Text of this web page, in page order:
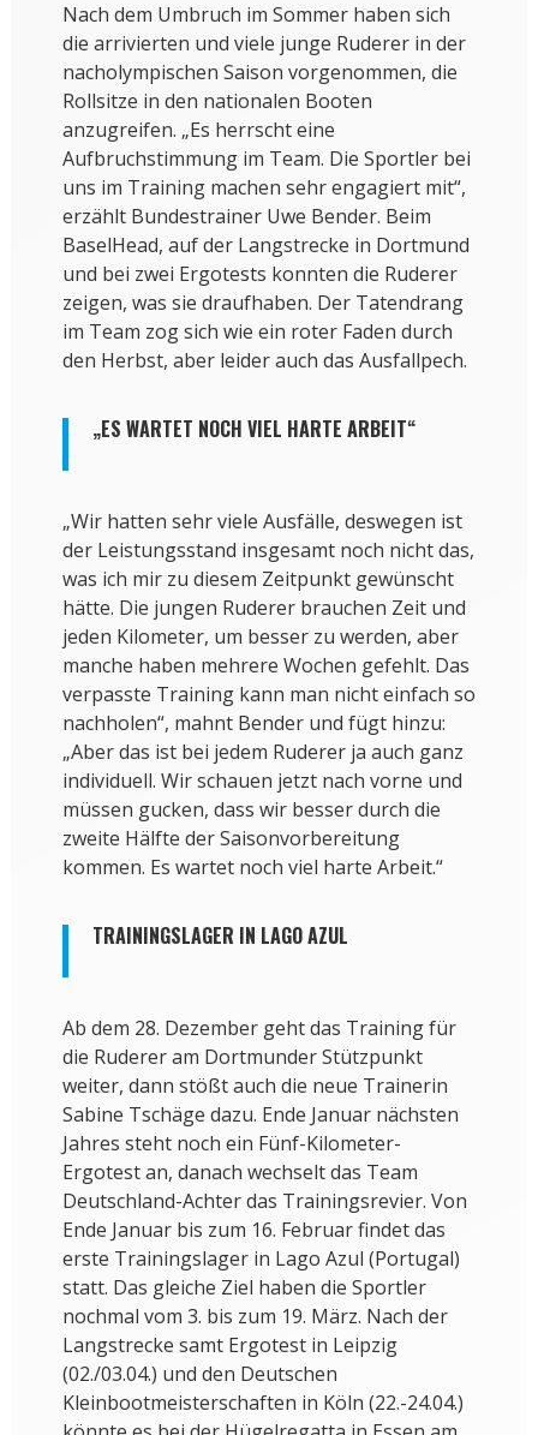
Nach dem Umbruch im Sommer haben sich
die arrivierten und viele junge Ruderer in der
nacholympischen Saison vorgenommen, die
Rollsitze in den nationalen Booten
anzugreifen. „Es herrscht eine
Aufbruchstimmung im Team. Die Sportler bei
uns im Training machen sehr engagiert mit“,
erzählt Bundestrainer Uwe Bender. Beim
BaselHead, auf der Langstrecke in Dortmund
und bei zwei Ergotests konnten die Ruderer
zeigen, was sie draufhaben. Der Tatendrang
im Team zog sich wie ein roter Faden durch
den Herbst, aber leider auch das Ausfallpech.
„ES WARTET NOCH VIEL HARTE ARBEIT“
„Wir hatten sehr viele Ausfälle, deswegen ist
der Leistungsstand insgesamt noch nicht das,
was ich mir zu diesem Zeitpunkt gewünscht
hätte. Die jungen Ruderer brauchen Zeit und
jeden Kilometer, um besser zu werden, aber
manche haben mehrere Wochen gefehlt. Das
verpasste Training kann man nicht einfach so
nachholen“, mahnt Bender und fügt hinzu:
„Aber das ist bei jedem Ruderer ja auch ganz
individuell. Wir schauen jetzt nach vorne und
müssen gucken, dass wir besser durch die
zweite Hälfte der Saisonvorbereitung
kommen. Es wartet noch viel harte Arbeit.“
TRAININGSLAGER IN LAGO AZUL
Ab dem 28. Dezember geht das Training für
die Ruderer am Dortmunder Stützpunkt
weiter, dann stößt auch die neue Trainerin
Sabine Tschäge dazu. Ende Januar nächsten
Jahres steht noch ein Fünf-Kilometer-
Ergotest an, danach wechselt das Team
Deutschland-Achter das Trainingsrevier. Von
Ende Januar bis zum 16. Februar findet das
erste Trainingslager in Lago Azul (Portugal)
statt. Das gleiche Ziel haben die Sportler
nochmal vom 3. bis zum 19. März. Nach der
Langstrecke samt Ergotest in Leipzig
(02./03.04.) und den Deutschen
Kleinbootmeisterschaften in Köln (22.-24.04.)